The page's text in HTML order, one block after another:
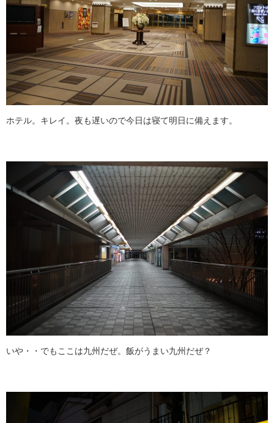
ホテル。キレイ。夜も遅いので今日は寝て明日に備えます。
いや・・でもここは九州だぜ。飯がうまい九州だぜ？